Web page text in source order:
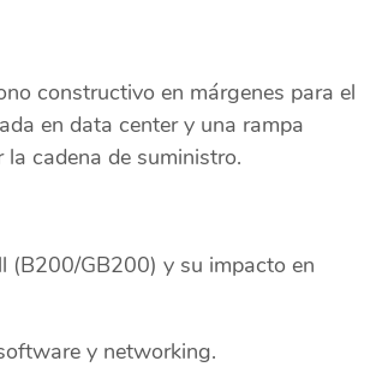
constructivo en márgenes para el
en data center y una rampa
cadena de suministro.
(B200/GB200) y su impacto en
y networking.